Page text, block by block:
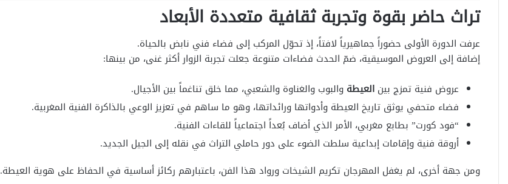
تراث حاضر بقوة وتجربة ثقافية متعددة الأبعاد
عرفت الدورة الأولى حضوراً جماهيرياً لافتاً، إذ تحوّل المركب إلى فضاء فني نابض بالحياة.
إضافة إلى العروض الموسيقية، ضمّ الحدث فضاءات متنوعة جعلت تجربة الزوار أكثر غنى، من بينها:
عروض فنية تمزج بين العيطة والبوب والغناوة والشعبي، مما خلق تناغماً بين الأجيال.
فضاء متحفي يوثق تاريخ العيطة وأدواتها ورائداتها، وهو ما ساهم في تعزيز الوعي بالذاكرة الفنية المغربية.
“فود كورت” بطابع مغربي، الأمر الذي أضاف بُعداً اجتماعياً للقاءات الفنية.
أروقة فنية وإقامات إبداعية سلطت الضوء على دور حاملي التراث في نقله إلى الجيل الجديد.
ومن جهة أخرى، لم يغفل المهرجان تكريم الشيخات ورواد هذا الفن، باعتبارهم ركائز أساسية في الحفاظ على هوية العيطة.